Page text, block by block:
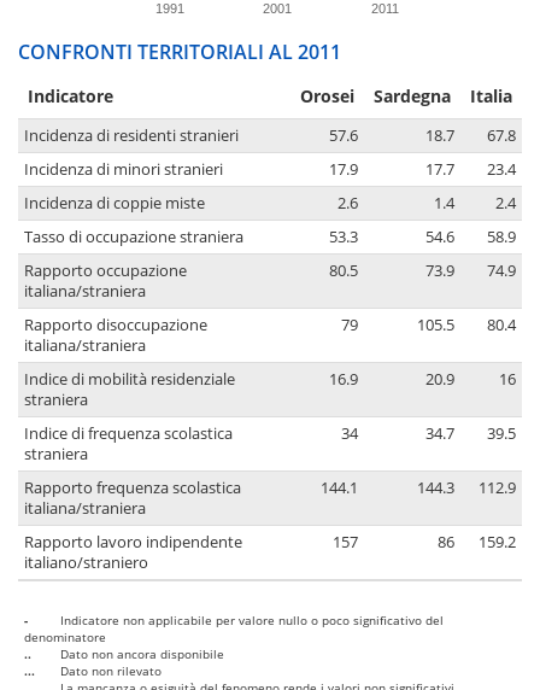
1991 2001 2011
CONFRONTI TERRITORIALI AL 2011
Indicatore Orosei Sardegna Italia
Incidenza di residenti stranieri 57.6 18.7
67.8
Incidenza di minori stranieri
17.9 17.7
23.4
Incidenza di coppie miste
2.6 1.4
2.4
Tasso di occupazione straniera
53.3 54.6
58.9
Rapporto occupazione
italiana/straniera
80.5 73.9 74.9
Rapporto disoccupazione
italiana/straniera
79 105.5 80.4
Indice di mobilità residenziale
straniera
16.9 20.9 16
Indice di frequenza scolastica
straniera
34 34.7 39.5
Rapporto frequenza scolastica
italiana/straniera
144.1 144.3 112.9
Rapporto lavoro indipendente
italiano/straniero
157 86 159.2
-
Indicatore non applicabile per valore nullo o poco significativo del
denominatore
..
Dato non ancora disponibile
...
Dato non rilevato